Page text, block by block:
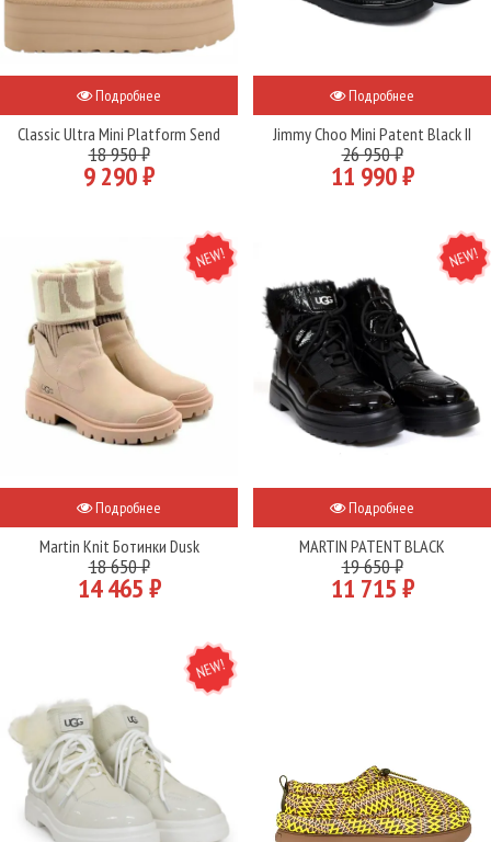
Подробнее
Classic Ultra Mini Platform Send
18 950 ₽
9 290 ₽
Подробнее
Jimmy Choo Mini Patent Black II
26 950 ₽
11 990 ₽
NEW
Подробнее
Martin Knit Ботинки Dusk
18 650 ₽
14 465 ₽
NEW
Подробнее
MARTIN PATENT BLACK
19 650 ₽
11 715 ₽
NEW